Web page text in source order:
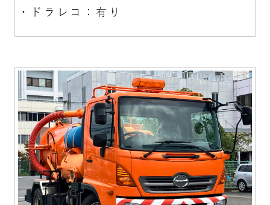
・ドラレコ：有り